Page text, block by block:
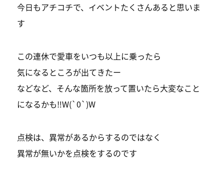
今日もアチコチで、イベントたくさんあると思いま
す
この連休で愛車をいつも以上に乗ったら
気になるところが出てきたー
などなど、そんな箇所を放って置いたら大変なこと
になるかも‼️W(`0`)W
点検は、異常があるからするのではなく
異常が無いかを点検をするのです